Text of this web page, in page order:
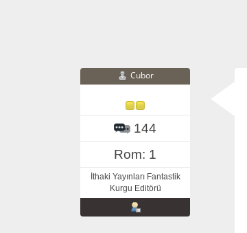
Cubor
144
Rom: 1
İthaki Yayınları Fantastik
Kurgu Editörü